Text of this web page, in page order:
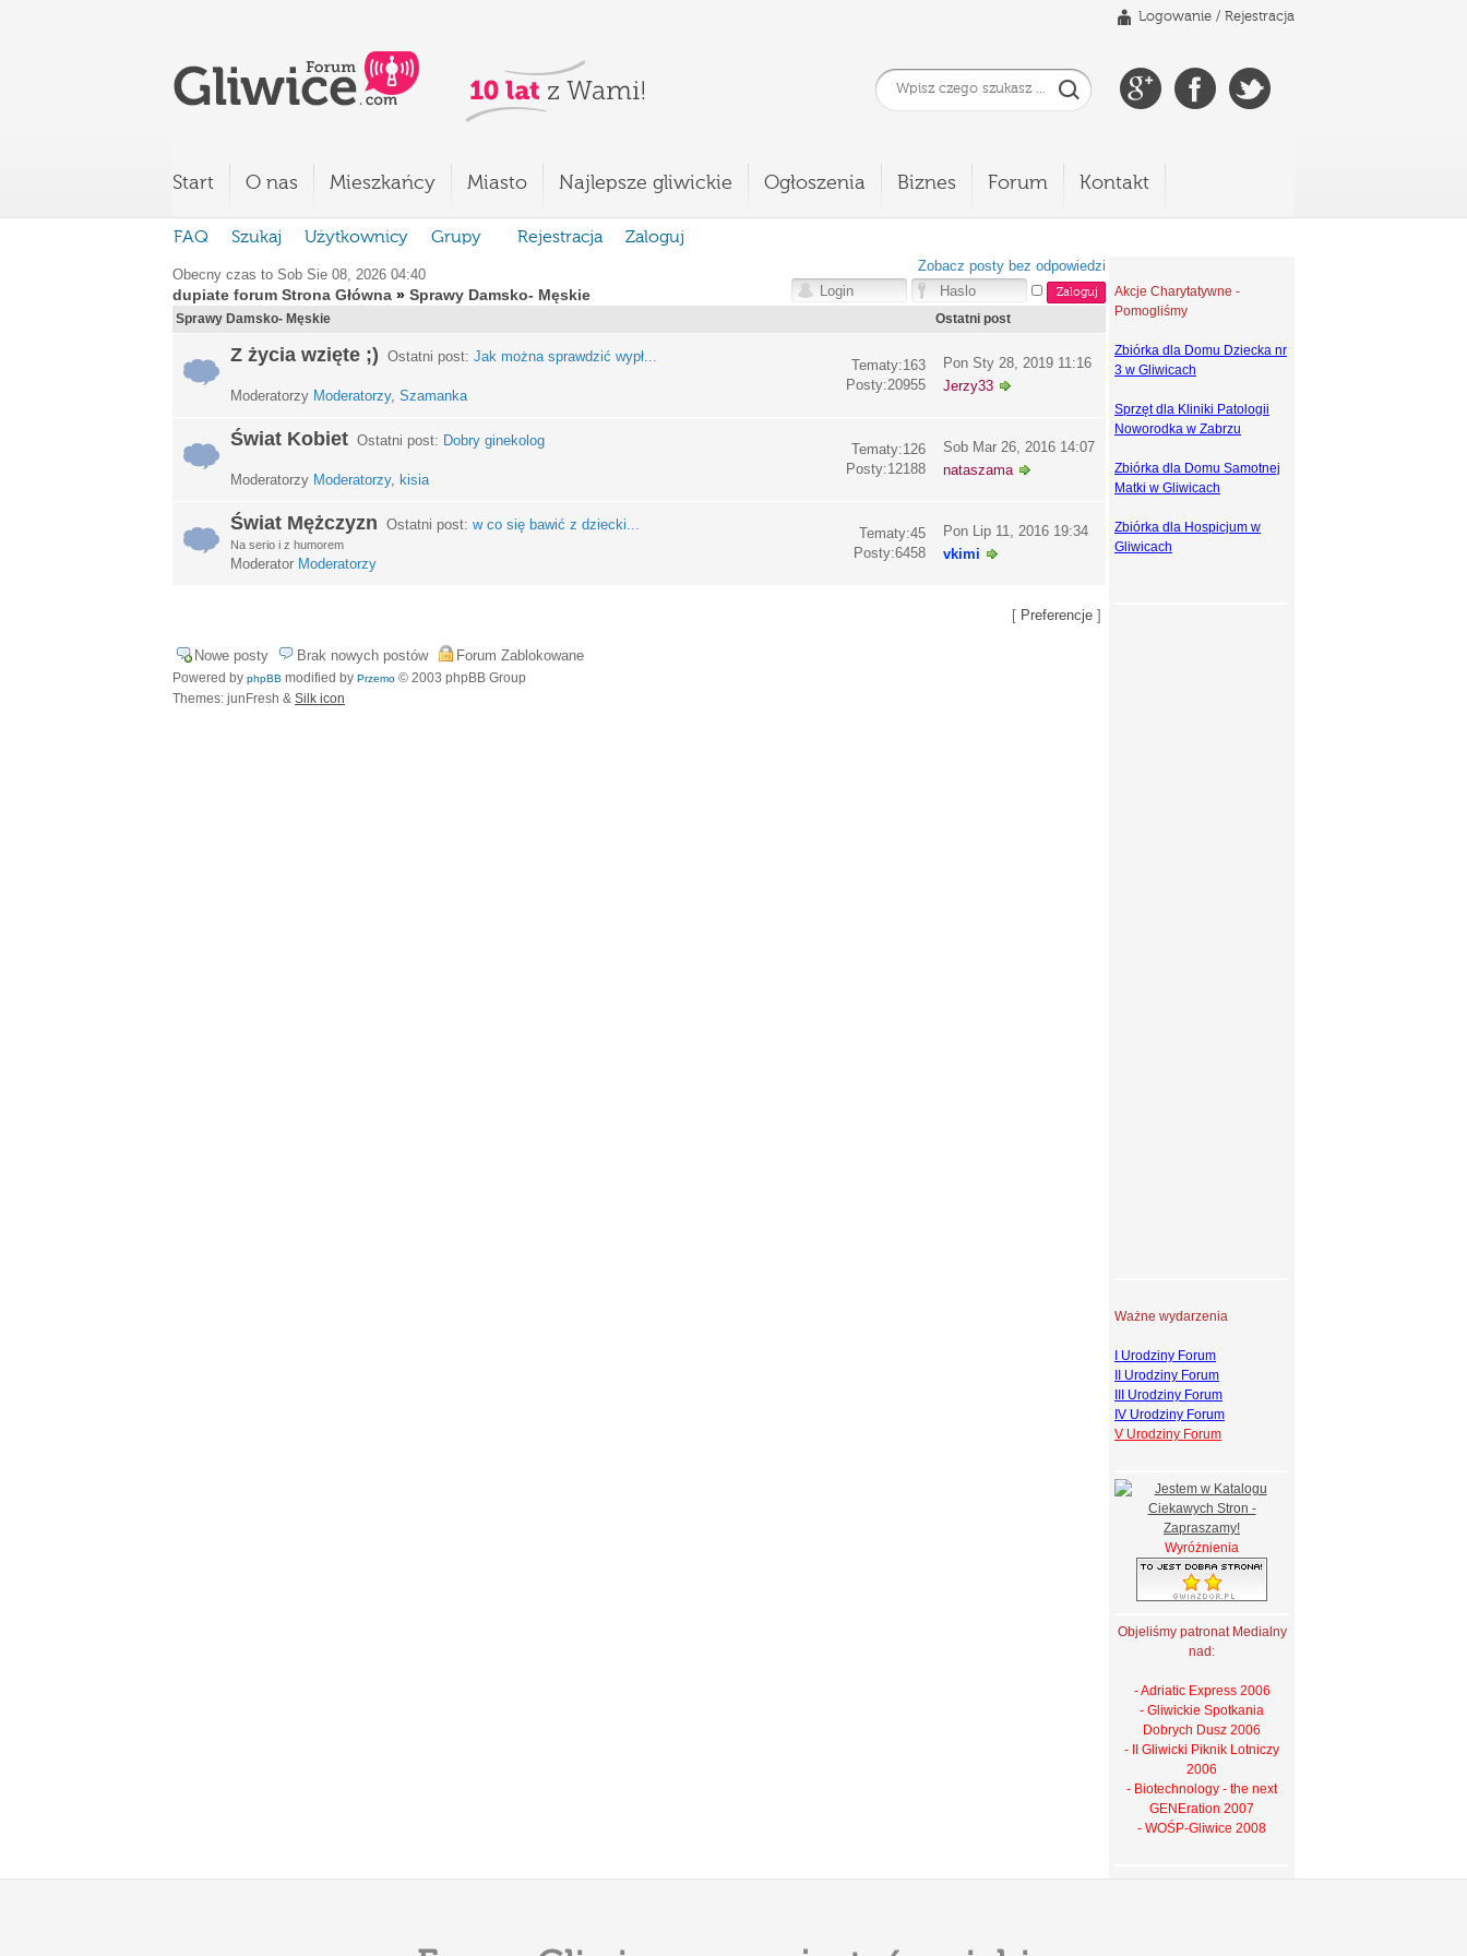
Logowanie / Rejestracja
Start O nas Mieszkańcy Miasto Najlepsze gliwickie Ogłoszenia Biznes Forum Kontakt
FAQ Szukaj Użytkownicy Grupy Rejestracja Zaloguj
Obecny czas to Sob Sie 08, 2026 04:40
dupiate forum Strona Główna » Sprawy Damsko- Męskie
Zobacz posty bez odpowiedzi
Sprawy Damsko- Męskie Ostatni post
Z życia wzięte ;) Ostatni post: Jak można sprawdzić wypł...
Moderatorzy Moderatorzy, Szamanka
Tematy:163
Posty:20955
Pon Sty 28, 2019 11:16
Jerzy33
Świat Kobiet Ostatni post: Dobry ginekolog
Moderatorzy Moderatorzy, kisia
Tematy:126
Posty:12188
Sob Mar 26, 2016 14:07
nataszama
Świat Mężczyzn Ostatni post: w co się bawić z dziecki...
Na serio i z humorem
Moderator Moderatorzy
Tematy:45
Posty:6458
Pon Lip 11, 2016 19:34
vkimi
[ Preferencje ]
Nowe posty Brak nowych postów Forum Zablokowane
Powered by phpBB modified by Przemo © 2003 phpBB Group
Themes: junFresh & Silk icon
Akcje Charytatywne -
Pomogliśmy
Zbiórka dla Domu Dziecka nr
3 w Gliwicach
Sprzęt dla Kliniki Patologii
Noworodka w Zabrzu
Zbiórka dla Domu Samotnej
Matki w Gliwicach
Zbiórka dla Hospicjum w
Gliwicach
Ważne wydarzenia
I Urodziny Forum
II Urodziny Forum
III Urodziny Forum
IV Urodziny Forum
V Urodziny Forum
Wyróżnienia
Objeliśmy patronat Medialny
nad:
- Adriatic Express 2006
- Gliwickie Spotkania
Dobrych Dusz 2006
- II Gliwicki Piknik Lotniczy
2006
- Biotechnology - the next
GENEration 2007
- WOŚP-Gliwice 2008